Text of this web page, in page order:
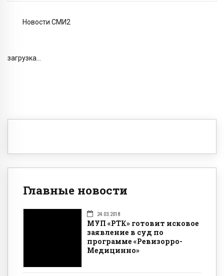
Новости СМИ2
загрузка...
Главные новости
24.03.2018
МУП «РТК» готовит исковое
заявление в суд по
программе «Ревизорро-
Медицинно»